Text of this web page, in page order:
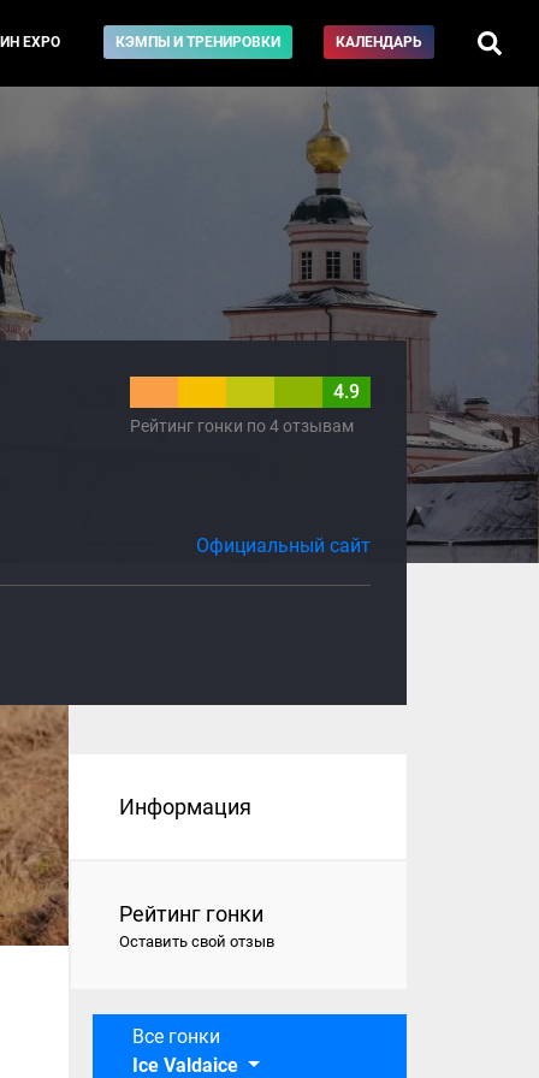
EXPO КЭМПЫ И ТРЕНИРОВКИ КАЛЕНДАРЬ
4.9
Рейтинг гонки по 4 отзывам
Официальный сайт
Информация
Рейтинг гонки
Оставить свой отзыв
Все гонки
Ice Valdaice